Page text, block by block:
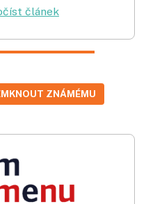
článek
ZNÁMÉMU